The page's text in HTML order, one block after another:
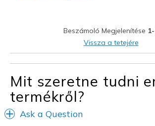
Special Occasions
Travel
Width
Feels true to width
Sizing
View On Shoes
Beszámoló Megjelenítése
Vissza a tetejére
Mit szeretne tudni
termékről?
Ask a Question